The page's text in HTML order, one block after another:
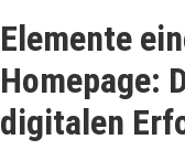
Elemente
Homepage:
digitalen